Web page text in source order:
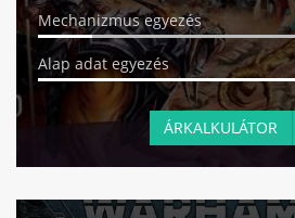
Mechanizmus egyezés
Alap adat egyezés
ÁRKALKULÁTOR